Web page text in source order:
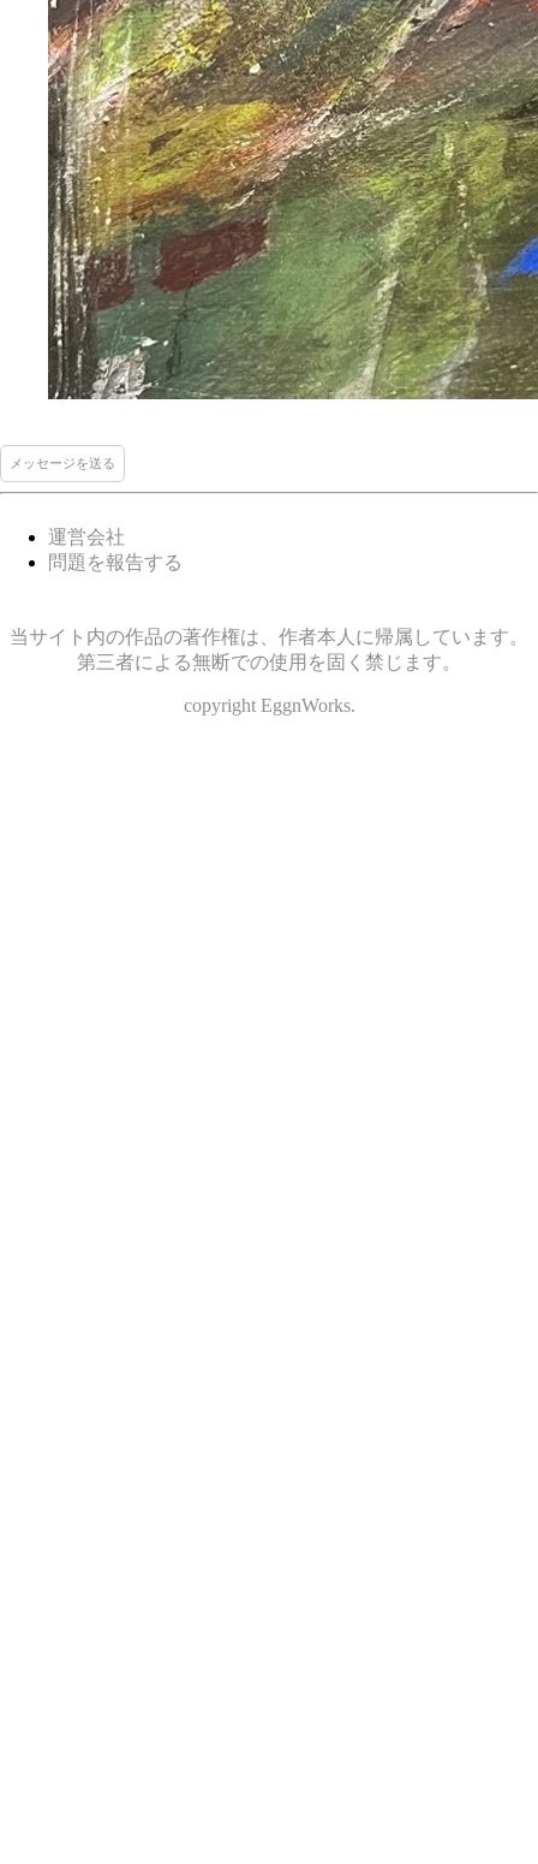
メッセージを送る
運営会社
問題を報告する
当サイト内の作品の著作権は、作者本人に帰属しています。
第三者による無断での使用を固く禁じます。
copyright EggnWorks.